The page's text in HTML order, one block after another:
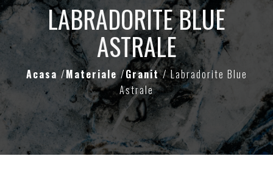
LABRADORITE BLUE
ASTRALE
Acasa /Materiale/Granit/ Labradorite Blue
Astrale